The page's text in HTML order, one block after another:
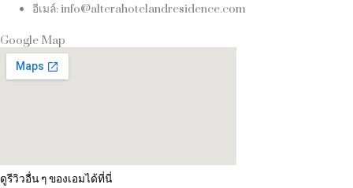
อีเมล์: info@alterahotelandresidence.com
Google Map
ดูรีวิวอื่น ๆ ของเอมได้ที่นี่